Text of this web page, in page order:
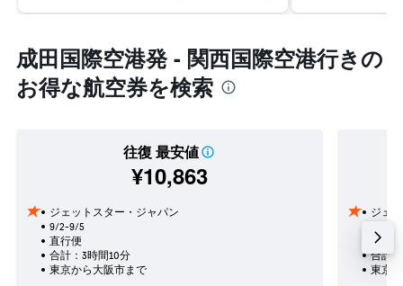
成田国際空港発 - 関西国際空港行きの
お得な航空券を検索
往復 最安値
¥10,863
ジェットスター・ジャパン
9/2-9/5
直行便
合計：3時間10分
東京​から大阪市​まで
ジェ
直行便
合計
東京​